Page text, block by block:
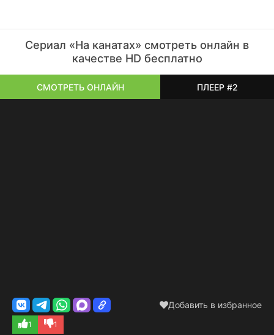
Сериал «На канатах» смотреть онлайн в
качестве HD бесплатно
СМОТРЕТЬ ОНЛАЙН ПЛЕЕР #2
Добавить в избранное
1 1